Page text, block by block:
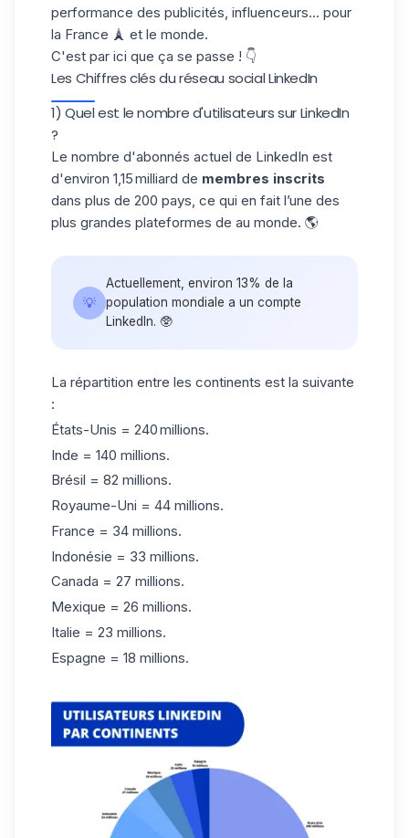
performance des publicités, influenceurs... pour
la France 🗼 et le monde.
C'est par ici que ça se passe ! 👇
Les Chiffres clés du réseau social LinkedIn
1) Quel est le nombre d'utilisateurs sur LinkedIn
?
Le nombre d'abonnés actuel de LinkedIn est
d'environ 1,15 milliard de membres inscrits
dans plus de 200 pays, ce qui en fait l’une des
plus grandes plateformes de au monde. 🌎
💡
Actuellement, environ 13% de la
population mondiale a un compte
LinkedIn. 🥸
La répartition entre les continents est la suivante
:
États-Unis = 240 millions.
Inde = 140 millions.
Brésil = 82 millions.
Royaume-Uni = 44 millions.
France = 34 millions.
Indonésie = 33 millions.
Canada = 27 millions.
Mexique = 26 millions.
Italie = 23 millions.
Espagne = 18 millions.